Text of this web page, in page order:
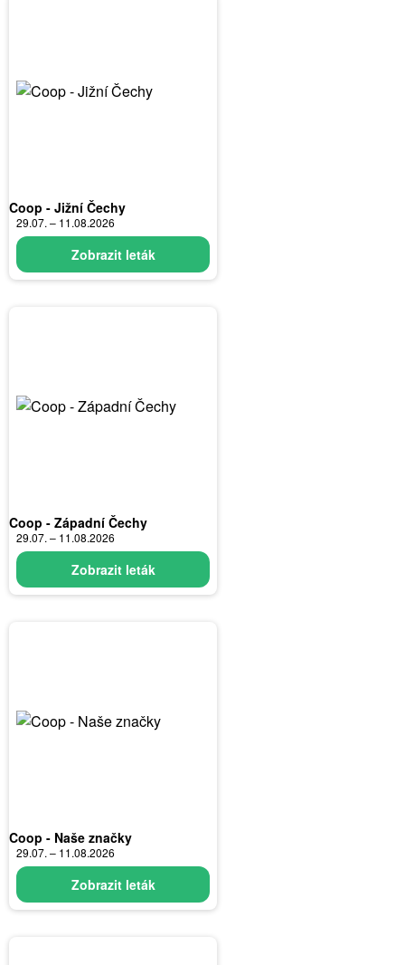
Coop - Jižní Čechy
29.07. – 11.08.2026
Zobrazit leták
Coop - Západní Čechy
29.07. – 11.08.2026
Zobrazit leták
Coop - Naše značky
29.07. – 11.08.2026
Zobrazit leták